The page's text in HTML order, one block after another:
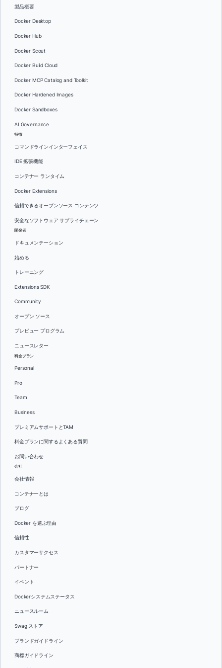
製品概要
Docker Desktop
Docker Hub
Docker Scout
Docker Build Cloud
Docker MCP Catalog and Toolkit
Docker Hardened Images
Docker Sandboxes
AI Governance
特徴
コマンドラインインターフェイス
IDE 拡張機能
コンテナー ランタイム
Docker Extensions
信頼できるオープンソース コンテンツ
安全なソフトウェア サプライチェーン
開発者
ドキュメンテーション
始める
トレーニング
Extensions SDK
Community
オープン ソース
プレビュー プログラム
ニュースレター
料金プラン
Personal
Pro
Team
Business
プレミアムサポートとTAM
料金プランに関するよくある質問
お問い合わせ
会社
会社情報
コンテナーとは
ブログ
Docker を選ぶ理由
信頼性
カスタマーサクセス
パートナー
イベント
Dockerシステムステータス
ニュースルーム
Swag ストア
ブランドガイドライン
商標ガイドライン